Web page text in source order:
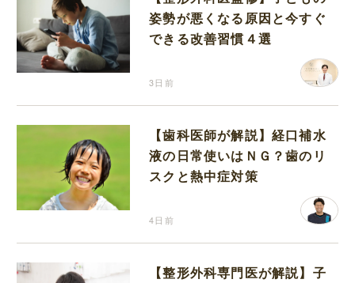
姿勢が悪くなる原因と今すぐ
できる改善習慣４選
3日前
【歯科医師が解説】経口補水
液の日常使いはＮＧ？歯のリ
スクと熱中症対策
4日前
【整形外科専門医が解説】子